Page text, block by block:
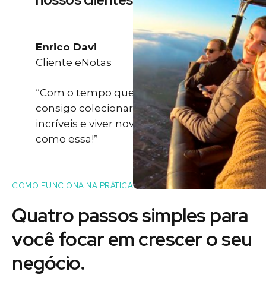
Enrico Davi
Cliente eNotas
“Com o tempo que eu ganho eu
consigo colecionar momentos
incríveis e viver novas experiências
como essa!”
COMO FUNCIONA NA PRÁTICA
Quatro passos simples para
vocêfocarem crescer o seu
negócio.